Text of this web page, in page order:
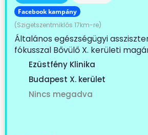
Facebook kampány
(Szigetszentmiklós 17km-re)
Általános egészségügyi
fókusszal Bővülő X. kerületi
keresünk...
Ezüstfény Klinika
Budapest X. kerület
Nincs megadva